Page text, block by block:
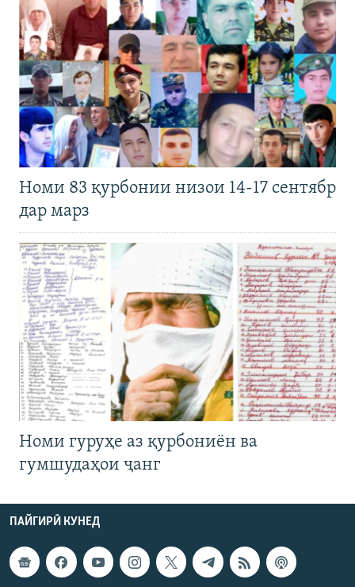
Номи 83 қурбонии низои 14-17 сентябр
дар марз
Номи гуруҳе аз қурбониён ва
гумшудаҳои ҷанг
ПАЙГИРӢ КУНЕД